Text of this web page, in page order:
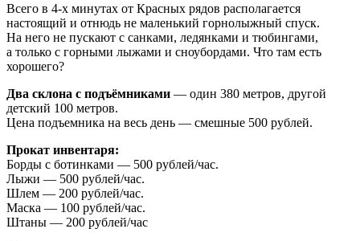
Всего в 4-х минутах от Красных рядов располагается
настоящий и отнюдь не маленький горнолыжный спуск.
На него не пускают с санками, ледянками и тюбингами,
а только с горными лыжами и сноубордами. Что там есть
хорошего?
Два склона с подъёмниками — один 380 метров, другой
детский 100 метров.
Цена подъемника на весь день — смешные 500 рублей.
Прокат инвентаря:
Борды с ботинками — 500 рублей/час.
Лыжи — 500 рублей/час.
Шлем — 200 рублей/час.
Маска — 100 рублей/час.
Штаны — 200 рублей/час